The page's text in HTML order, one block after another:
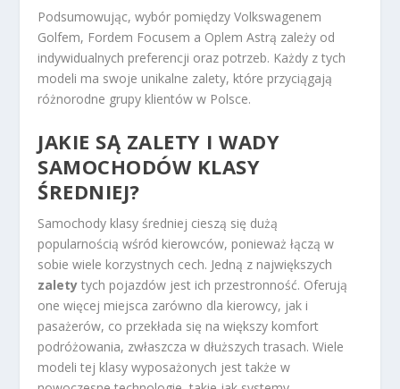
Podsumowując, wybór pomiędzy Volkswagenem
Golfem, Fordem Focusem a Oplem Astrą zależy od
indywidualnych preferencji oraz potrzeb. Każdy z tych
modeli ma swoje unikalne zalety, które przyciągają
różnorodne grupy klientów w Polsce.
JAKIE SĄ ZALETY I WADY
SAMOCHODÓW KLASY
ŚREDNIEJ?
Samochody klasy średniej cieszą się dużą
popularnością wśród kierowców, ponieważ łączą w
sobie wiele korzystnych cech. Jedną z największych
zalety tych pojazdów jest ich przestronność. Oferują
one więcej miejsca zarówno dla kierowcy, jak i
pasażerów, co przekłada się na większy komfort
podróżowania, zwłaszcza w dłuższych trasach. Wiele
modeli tej klasy wyposażonych jest także w